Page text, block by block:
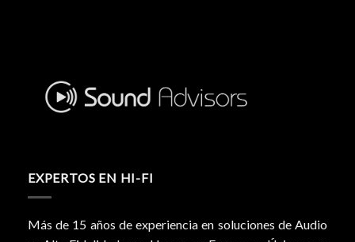
EXPERTOS EN HI-FI
Más de 15 años de experiencia en soluciones de Audio